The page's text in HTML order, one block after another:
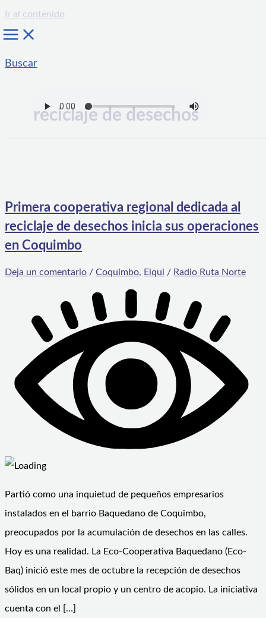
Ir al contenido
Buscar
reciclaje de desechos
Primera cooperativa regional dedicada al
reciclaje de desechos inicia sus operaciones
en Coquimbo
Deja un comentario / Coquimbo, Elqui / Radio Ruta Norte
Partió como una inquietud de pequeños empresarios
instalados en el barrio Baquedano de Coquimbo,
preocupados por la acumulación de desechos en las calles.
Hoy es una realidad. La Eco-Cooperativa Baquedano (Eco-
Baq) inició este mes de octubre la recepción de desechos
sólidos en un local propio y un centro de acopio. La iniciativa
cuenta con el […]